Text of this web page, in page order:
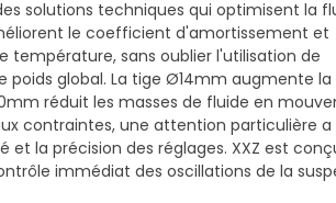
solutions techniques qui optimisent la
le coefficient d'amortissement et
sans oublier l'utilisation de
poids global. La tige Ø14mm augmente la
réduit les masses de fluide en
contraintes, une attention particulière a
et la précision des réglages. XXZ est
immédiat des oscillations de la